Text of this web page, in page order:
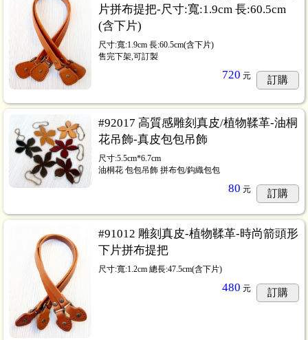
片拼布提把-尺寸:寬:1.9cm 長:60.5cm
(含下片)
尺寸:寬:1.9cm 長:60.5cm(含下片)
售完下架,可訂製
720 元 訂購
#92017 高質感雕刻真皮/植物鞣革-油桐
花吊飾-真皮包包吊飾
尺寸:5.5cm*6.7cm
油桐花 包包吊飾 拼布包/鈎織包包
80 元 訂購
#91012 雕刻真皮-植物鞣革-時尚箭頭形
下片拼布提把
尺寸:寬:1.2cm 總長:47.5cm(含下片)
480 元 訂購